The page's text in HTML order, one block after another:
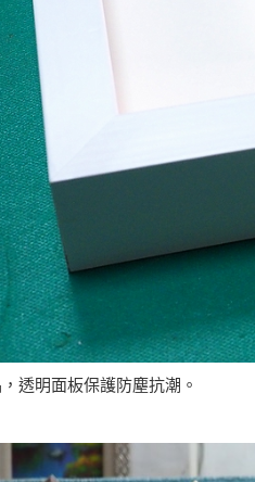
透明面板保護防塵抗潮。